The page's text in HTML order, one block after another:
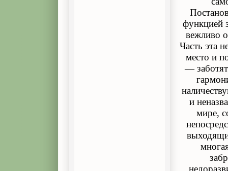
функцией
вежливо
Часть эта
место и
—
и
мире,